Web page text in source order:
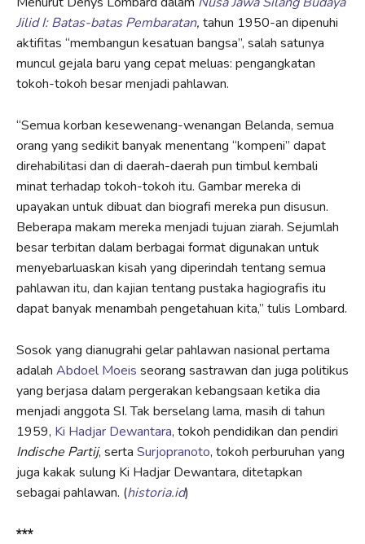
Jilid I: Batas-batas Pembaratan, tahun 1950-an dipenuhi
aktifitas “membangun kesatuan bangsa”, salah satunya
muncul gejala baru yang cepat meluas: pengangkatan
tokoh-tokoh besar menjadi pahlawan.
“Semua korban kesewenang-wenangan Belanda, semua
orang yang sedikit banyak menentang “kompeni” dapat
direhabilitasi dan di daerah-daerah pun timbul kembali
minat terhadap tokoh-tokoh itu. Gambar mereka di
upayakan untuk dibuat dan biografi mereka pun disusun.
Beberapa makam mereka menjadi tujuan ziarah. Sejumlah
besar terbitan dalam berbagai format digunakan untuk
menyebarluaskan kisah yang diperindah tentang semua
pahlawan itu, dan kajian tentang pustaka hagiografis itu
dapat banyak menambah pengetahuan kita,” tulis Lombard.
Sosok yang dianugrahi gelar pahlawan nasional pertama
adalah Abdoel Moeis seorang sastrawan dan juga politikus
yang berjasa dalam pergerakan kebangsaan ketika dia
menjadi anggota SI. Tak berselang lama, masih di tahun
1959, Ki Hadjar Dewantara, tokoh pendidikan dan pendiri
Indische Partij, serta Surjopranoto, tokoh perburuhan yang
juga kakak sulung Ki Hadjar Dewantara, ditetapkan
sebagai pahlawan. (historia.id)
***